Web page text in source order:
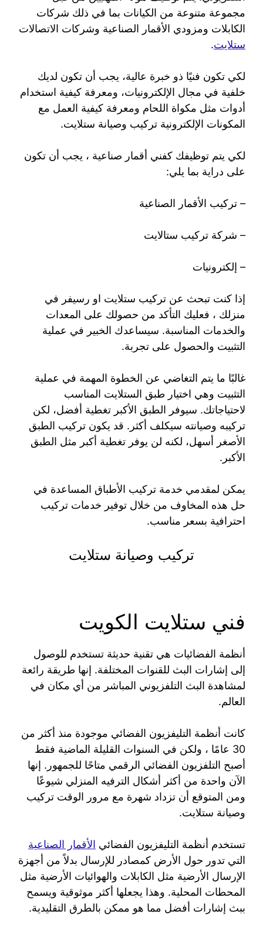
مجموعة متنوعة من الكيانات بما في ذلك شركات
الكابلات ومزودي الأقمار الصناعية وشركات الاتصالات
ستلايت.
لكي تكون فنيًا ذو خبرة عالية، يجب أن تكون لديك
خلفية في مجال الإلكترونيات، ومعرفة كيفية استخدام
أدوات مثل مكواة اللحام ومعرفة كيفية العمل مع
المكونات الإلكترونية تركيب وصيانة ستلايت.
لكي يتم توظيفك كفني أقمار صناعية ، يجب أن تكون
على دراية بما يلي:
– تركيب الأقمار الصناعية
– شركة تركيب ستالايت
– إلكترونيات
إذا كنت تبحث عن تركيب ستلايت او رسيفر في
منزلك ، فعليك التأكد من حصولك على المعدات
والخدمات المناسبة. سيساعدك الخبير في عملية
التثبيت والحصول على تجربة.
غالبًا ما يتم التغاضي عن الخطوة المهمة في عملية
التثبيت وهي اختيار طبق الستلايت المناسب
لاحتياجاتك. سيوفر الطبق الأكبر تغطية أفضل، لكن
تركيبه وصيانته سيكلف أكثر. قد يكون تركيب الطبق
الأصغر أسهل، لكنه لن يوفر تغطية أكبر مثل الطبق
الأكبر.
يمكن لمقدمي خدمة تركيب الأطباق المساعدة في
حل هذه المخاوف من خلال توفير خدمات تركيب
احترافية بسعر مناسب.
تركيب وصيانة ستلايت
فني ستلايت الكويت
أنظمة الفضائيات هي تقنية حديثة تستخدم للوصول
إلى إشارات البث للقنوات المختلفة. إنها طريقة رائعة
لمشاهدة البث التلفزيوني المباشر من أي مكان في
العالم.
كانت أنظمة التليفزيون الفضائي موجودة منذ أكثر من
30 عامًا ، ولكن في السنوات القليلة الماضية فقط
أصبح التلفزيون الفضائي الرقمي متاحًا للجمهور. إنها
الآن واحدة من أكثر أشكال الترفيه المنزلي شيوعًا
ومن المتوقع أن تزداد شهرة مع مرور الوقت تركيب
وصيانة ستلايت.
تستخدم أنظمة التليفزيون الفضائي الأقمار الصناعية
التي تدور حول الأرض كمصادر للإرسال بدلاً من أجهزة
الإرسال الأرضية مثل الكابلات والهوائيات الأرضية مثل
المحطات المحلية. وهذا يجعلها أكثر موثوقية ويسمح
ببث إشارات أفضل مما هو ممكن بالطرق التقليدية.